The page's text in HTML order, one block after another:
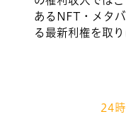
あるNFT・メタ
る最新利権を取り
24